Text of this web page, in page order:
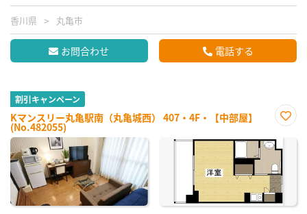
香川県 丸亀市
お問合わせ 電話する
割引キャンペーン
Kマンスリー丸亀駅南（丸亀城西） 407・4F・【中部屋】
(No.482055)
に入
り登
録